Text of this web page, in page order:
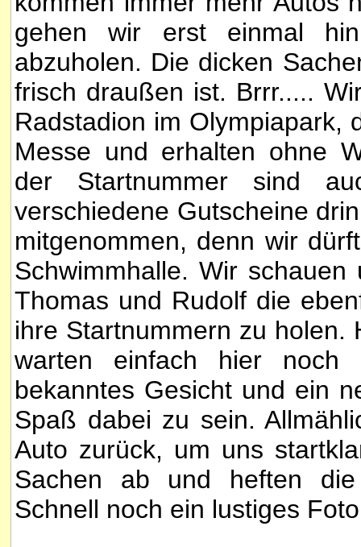
gehen wir erst einmal
abzuholen. Die dicken
frisch draußen ist. Brrr.....
Radstadion im Olympiapark,
Messe und erhalten ohne
der Startnummer sind
verschiedene Gutscheine
mitgenommen, denn wir
Schwimmhalle. Wir
Thomas und Rudolf die
ihre Startnummern zu holen.
warten einfach hier noch
bekanntes Gesicht und ein
Spaß dabei zu sein.
Auto zurück, um uns
Sachen ab und heften
Schnell noch ein lustiges